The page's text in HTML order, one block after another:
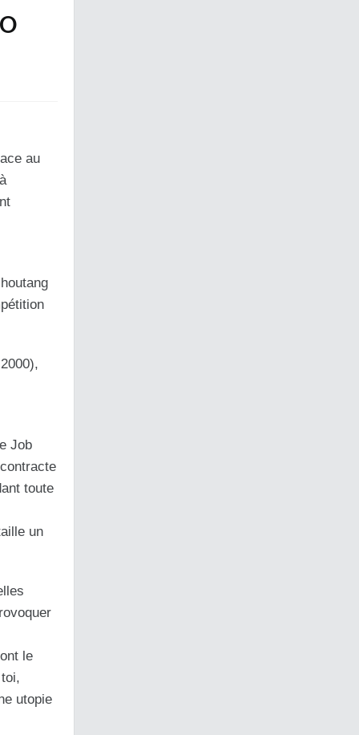
au
Job
toute
un
le
utopie